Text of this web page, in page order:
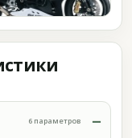
6 параметров